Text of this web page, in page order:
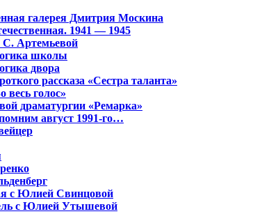
галерея Дмитрия Москина
1941 — 1945
С. Артемьевой
школы
двора
рассказа «Сестра таланта»
весь голос»
драматургии «Ремарка»
август 1991-го…
с Юлией Свинцовой
с Юлией Утышевой